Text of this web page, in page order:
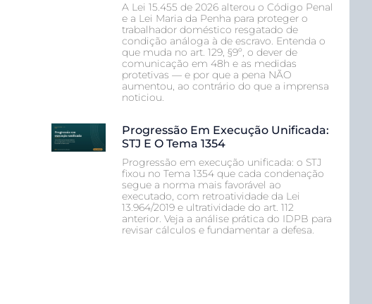
A Lei 15.455 de 2026 alterou o Código Penal
e a Lei Maria da Penha para proteger o
trabalhador doméstico resgatado de
condição análoga à de escravo. Entenda o
que muda no art. 129, §9º, o dever de
comunicação em 48h e as medidas
protetivas — e por que a pena NÃO
aumentou, ao contrário do que a imprensa
noticiou.
Progressão Em Execução Unificada:
STJ E O Tema 1354
Progressão em execução unificada: o STJ
fixou no Tema 1354 que cada condenação
segue a norma mais favorável ao
executado, com retroatividade da Lei
13.964/2019 e ultratividade do art. 112
anterior. Veja a análise prática do IDPB para
revisar cálculos e fundamentar a defesa.